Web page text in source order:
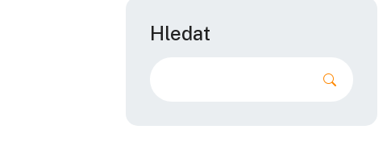
Hledat